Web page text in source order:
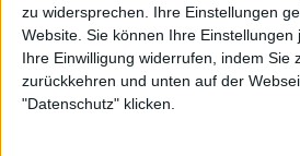
zu widersprechen. Ihre Einstellungen
Website. Sie können Ihre
Ihre Einwilligung widerrufen, indem Sie
zurückkehren und unten auf der
"Datenschutz" klicken.
peinlich.
Sound: Das war insgesamt
Merch: Insgesamt sehr
meisten Ständen. Warum sich